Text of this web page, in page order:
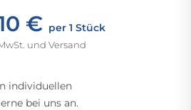
€ per 1 Stück
und Versand
individuellen
bei uns an.